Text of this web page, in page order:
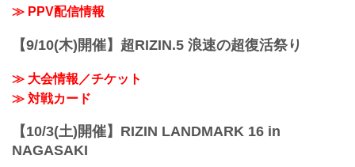
≫ PPV配信情報
【9/10(木)開催】超RIZIN.5 浪速の超復活祭り
≫ 大会情報／チケット
≫ 対戦カード
【10/3(土)開催】RIZIN LANDMARK 16 in
NAGASAKI